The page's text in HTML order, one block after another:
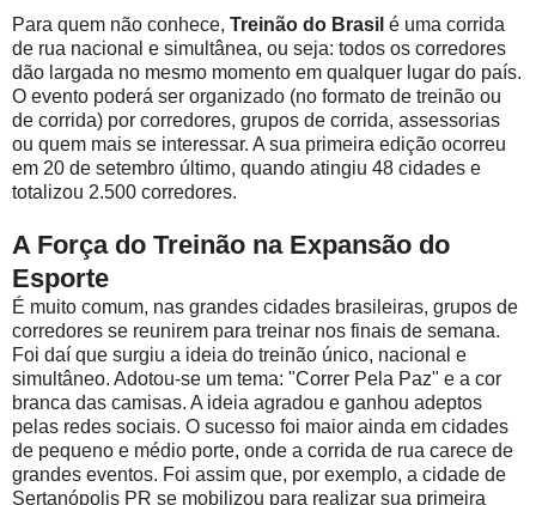
Para quem não conhece, Treinão do Brasil é uma corrida
de rua nacional e simultânea, ou seja: todos os corredores
dão largada no mesmo momento em qualquer lugar do país.
O evento poderá ser organizado (no formato de treinão ou
de corrida) por corredores, grupos de corrida, assessorias
ou quem mais se interessar. A sua primeira edição ocorreu
em 20 de setembro último, quando atingiu 48 cidades e
totalizou 2.500 corredores.
A Força do Treinão na Expansão do
Esporte
É muito comum, nas grandes cidades brasileiras, grupos de
corredores se reunirem para treinar nos finais de semana.
Foi daí que surgiu a ideia do treinão único, nacional e
simultâneo. Adotou-se um tema: "Correr Pela Paz" e a cor
branca das camisas. A ideia agradou e ganhou adeptos
pelas redes sociais. O sucesso foi maior ainda em cidades
de pequeno e médio porte, onde a corrida de rua carece de
grandes eventos. Foi assim que, por exemplo, a cidade de
Sertanópolis PR se mobilizou para realizar sua primeira